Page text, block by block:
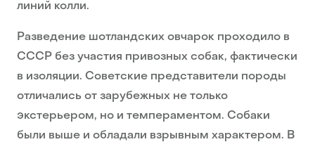
линий колли.
Разведение шотландских овчарок проходило в
СССР без участия привозных собак, фактически
в изоляции. Советские представители породы
отличались от зарубежных не только
экстерьером, но и темпераментом. Собаки
были выше и обладали взрывным характером. В